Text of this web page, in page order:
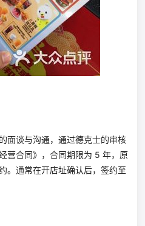
面谈与沟通，通过德克士的审核
营合同》，合同期限为 5 年，原
。通常在开店址确认后，签约至